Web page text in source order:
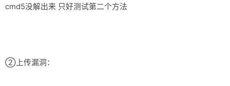
cmd5没解出来 只好测试第二个方法
②上传漏洞：